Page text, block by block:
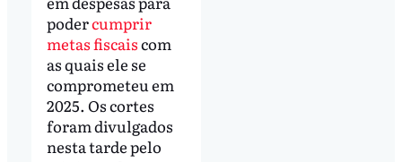
podercumprir
metas fiscaiscom
as quais ele se
comprometeu em
2025. Os cortes
foram divulgados
nesta tarde pelo